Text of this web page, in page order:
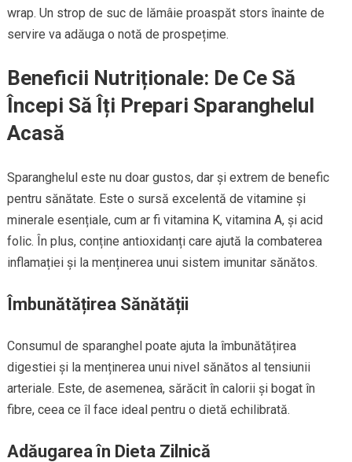
wrap. Un strop de suc de lămâie proaspăt stors înainte de
servire va adăuga o notă de prospețime.
Beneficii Nutriționale: De Ce Să
Începi Să Îți Prepari Sparanghelul
Acasă
Sparanghelul este nu doar gustos, dar și extrem de benefic
pentru sănătate. Este o sursă excelentă de vitamine și
minerale esențiale, cum ar fi vitamina K, vitamina A, și acid
folic. În plus, conține antioxidanți care ajută la combaterea
inflamației și la menținerea unui sistem imunitar sănătos.
Îmbunătățirea Sănătății
Consumul de sparanghel poate ajuta la îmbunătățirea
digestiei și la menținerea unui nivel sănătos al tensiunii
arteriale. Este, de asemenea, sărăcit în calorii și bogat în
fibre, ceea ce îl face ideal pentru o dietă echilibrată.
Adăugarea în Dieta Zilnică